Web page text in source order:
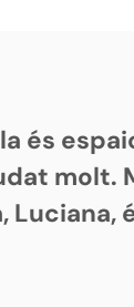
és
molt.
Luciana,